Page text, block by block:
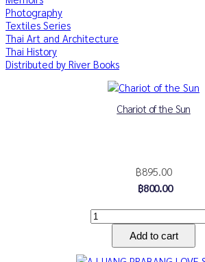
Photography
Textiles Series
Thai Art and Architecture
Thai History
Distributed by River Books
Chariot of the Sun
฿895.00
฿800.00